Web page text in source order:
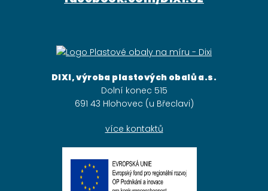
DIXI, výroba plastových obalů a.s.
Dolní konec 515
691 43 Hlohovec (u Břeclavi)
více kontaktů